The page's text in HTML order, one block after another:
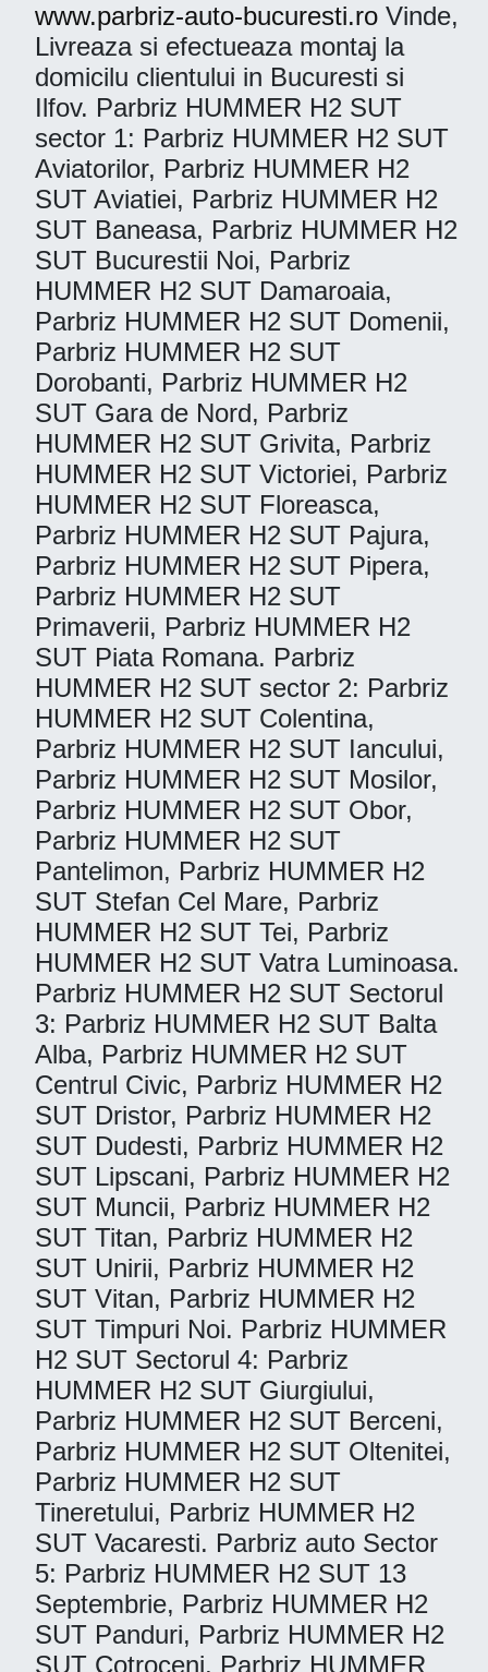
www.parbriz-auto-bucuresti.ro Vinde,
Livreaza si efectueaza montaj la
domicilu clientului in Bucuresti si
Ilfov. Parbriz HUMMER H2 SUT
sector 1: Parbriz HUMMER H2 SUT
Aviatorilor, Parbriz HUMMER H2
SUT Aviatiei, Parbriz HUMMER H2
SUT Baneasa, Parbriz HUMMER H2
SUT Bucurestii Noi, Parbriz
HUMMER H2 SUT Damaroaia,
Parbriz HUMMER H2 SUT Domenii,
Parbriz HUMMER H2 SUT
Dorobanti, Parbriz HUMMER H2
SUT Gara de Nord, Parbriz
HUMMER H2 SUT Grivita, Parbriz
HUMMER H2 SUT Victoriei, Parbriz
HUMMER H2 SUT Floreasca,
Parbriz HUMMER H2 SUT Pajura,
Parbriz HUMMER H2 SUT Pipera,
Parbriz HUMMER H2 SUT
Primaverii, Parbriz HUMMER H2
SUT Piata Romana. Parbriz
HUMMER H2 SUT sector 2: Parbriz
HUMMER H2 SUT Colentina,
Parbriz HUMMER H2 SUT Iancului,
Parbriz HUMMER H2 SUT Mosilor,
Parbriz HUMMER H2 SUT Obor,
Parbriz HUMMER H2 SUT
Pantelimon, Parbriz HUMMER H2
SUT Stefan Cel Mare, Parbriz
HUMMER H2 SUT Tei, Parbriz
HUMMER H2 SUT Vatra Luminoasa.
Parbriz HUMMER H2 SUT Sectorul
3: Parbriz HUMMER H2 SUT Balta
Alba, Parbriz HUMMER H2 SUT
Centrul Civic, Parbriz HUMMER H2
SUT Dristor, Parbriz HUMMER H2
SUT Dudesti, Parbriz HUMMER H2
SUT Lipscani, Parbriz HUMMER H2
SUT Muncii, Parbriz HUMMER H2
SUT Titan, Parbriz HUMMER H2
SUT Unirii, Parbriz HUMMER H2
SUT Vitan, Parbriz HUMMER H2
SUT Timpuri Noi. Parbriz HUMMER
H2 SUT Sectorul 4: Parbriz
HUMMER H2 SUT Giurgiului,
Parbriz HUMMER H2 SUT Berceni,
Parbriz HUMMER H2 SUT Oltenitei,
Parbriz HUMMER H2 SUT
Tineretului, Parbriz HUMMER H2
SUT Vacaresti. Parbriz auto Sector
5: Parbriz HUMMER H2 SUT 13
Septembrie, Parbriz HUMMER H2
SUT Panduri, Parbriz HUMMER H2
SUT Cotroceni, Parbriz HUMMER